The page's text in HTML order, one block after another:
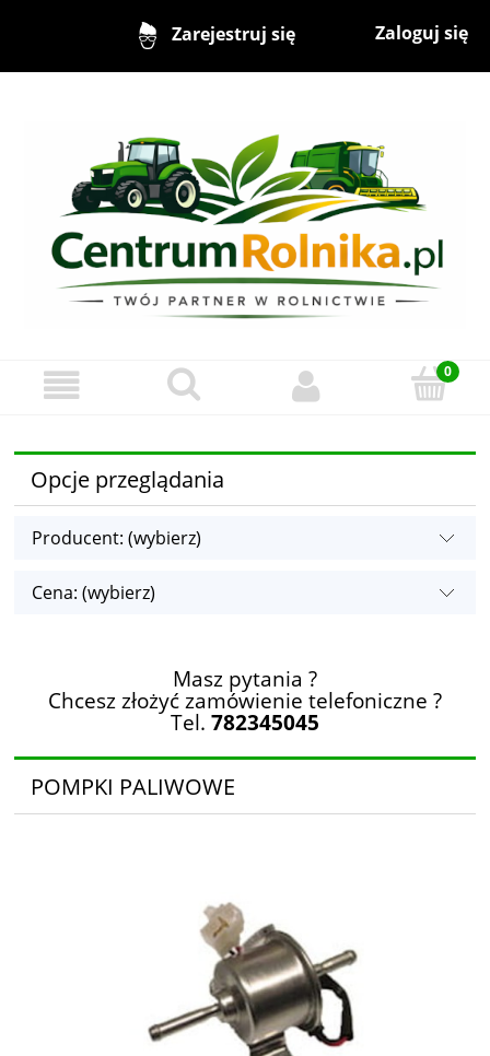
Zarejestruj się Zaloguj się
Opcje przeglądania
Producent: (wybierz)
Cena: (wybierz)
Masz pytania ?
Chcesz złożyć zamówienie telefoniczne ?
Tel. 782345045
POMPKI PALIWOWE